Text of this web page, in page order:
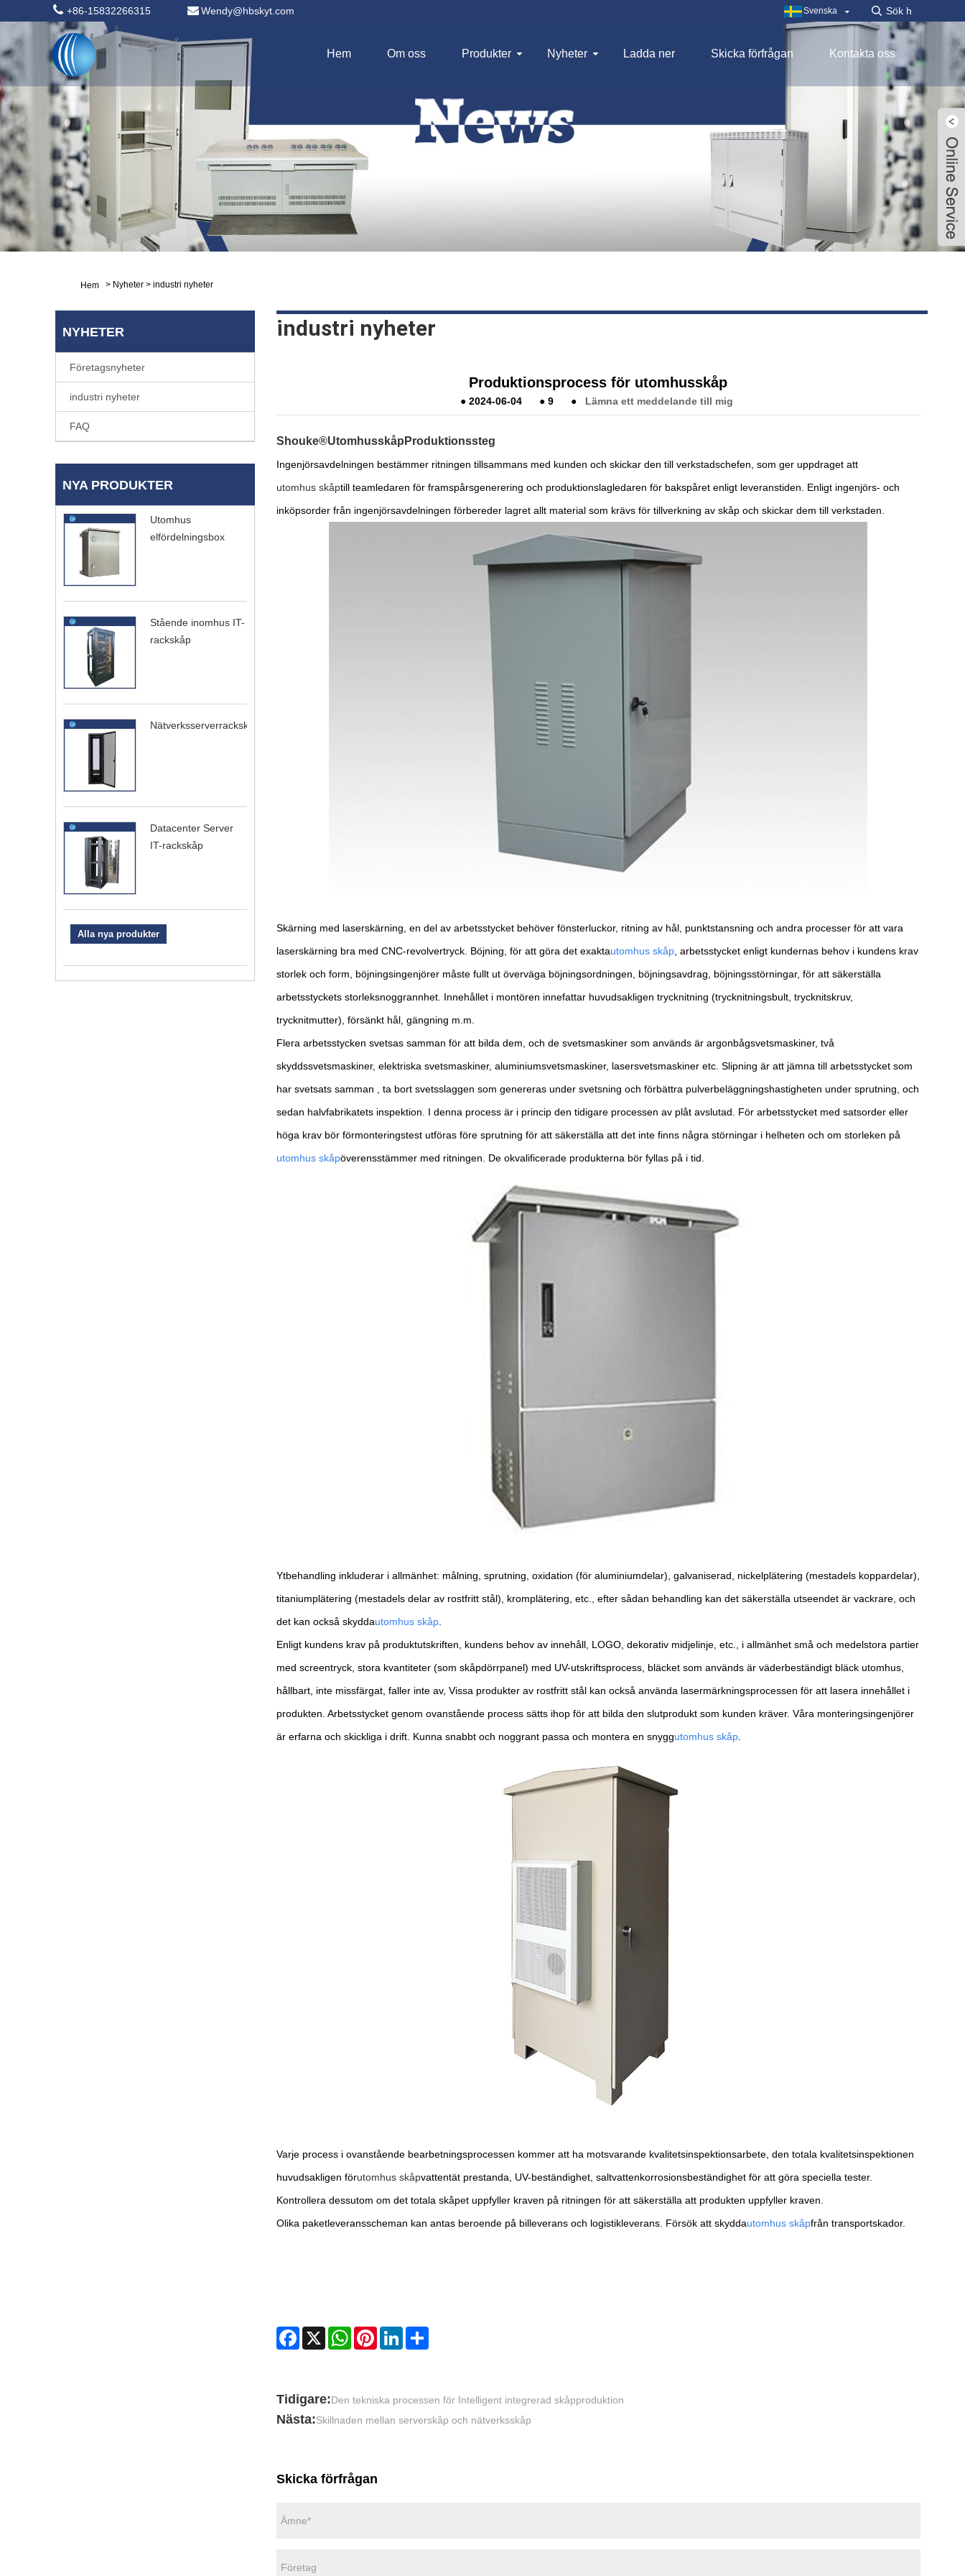
+86-15832266315 Wendy@hbskyt.com Svenska
Hem Om oss Produkter Nyheter Ladda ner Skicka förfrågan Kontakta oss
Hem > Nyheter > industri nyheter
NYHETER
Företagsnyheter
industri nyheter
FAQ
NYA PRODUKTER
Utomhus
elfördelningsbox
Stående inomhus IT-
rackskåp
Nätverksserverrackskåp
Datacenter Server
IT-rackskåp
Alla nya produkter
industri nyheter
Produktionsprocess för utomhusskåp
● 2024-06-04 ● 9 ● Lämna ett meddelande till mig
Shouke®Utomhusskåp Produktionssteg
Ingenjörsavdelningen bestämmer ritningen tillsammans med kunden och skickar den till verkstadschefen, som ger uppdraget att
utomhus skåptill teamledaren för framspårsgenerering och produktionslagledaren för bakspåret enligt leveranstiden. Enligt ingenjörs- och
inköpsorder från ingenjörsavdelningen förbereder lagret allt material som krävs för tillverkning av skåp och skickar dem till verkstaden.
Skärning med laserskärning, en del av arbetsstycket behöver fönsterluckor, ritning av hål, punktstansning och andra processer för att vara
laserskärning bra med CNC-revolvertryck. Böjning, för att göra det exaktautomhus skåp, arbetsstycket enligt kundernas behov i kundens krav
storlek och form, böjningsingenjörer måste fullt ut överväga böjningsordningen, böjningsavdrag, böjningsstörningar, för att säkerställa
arbetsstyckets storleksnoggrannhet. Innehållet i montören innefattar huvudsakligen trycknitning (trycknitningsbult, trycknitskruv,
trycknitmutter), försänkt hål, gängning m.m.
Flera arbetsstycken svetsas samman för att bilda dem, och de svetsmaskiner som används är argonbågsvetsmaskiner, två
skyddssvetsmaskiner, elektriska svetsmaskiner, aluminiumsvetsmaskiner, lasersvetsmaskiner etc. Slipning är att jämna till arbetsstycket som
har svetsats samman , ta bort svetsslaggen som genereras under svetsning och förbättra pulverbeläggningshastigheten under sprutning, och
sedan halvfabrikatets inspektion. I denna process är i princip den tidigare processen av plåt avslutad. För arbetsstycket med satsorder eller
höga krav bör förmonteringstest utföras före sprutning för att säkerställa att det inte finns några störningar i helheten och om storleken på
utomhus skåpöverensstämmer med ritningen. De okvalificerade produkterna bör fyllas på i tid.
Ytbehandling inkluderar i allmänhet: målning, sprutning, oxidation (för aluminiumdelar), galvaniserad, nickelplätering (mestadels koppardelar),
titaniumplätering (mestadels delar av rostfritt stål), kromplätering, etc., efter sådan behandling kan det säkerställa utseendet är vackrare, och
det kan också skyddautomhus skåp.
Enligt kundens krav på produktutskriften, kundens behov av innehåll, LOGO, dekorativ midjelinje, etc., i allmänhet små och medelstora partier
med screentryck, stora kvantiteter (som skåpdörrpanel) med UV-utskriftsprocess, bläcket som används är väderbeständigt bläck utomhus,
hållbart, inte missfärgat, faller inte av, Vissa produkter av rostfritt stål kan också använda lasermärkningsprocessen för att lasera innehållet i
produkten. Arbetsstycket genom ovanstående process sätts ihop för att bilda den slutprodukt som kunden kräver. Våra monteringsingenjörer
är erfarna och skickliga i drift. Kunna snabbt och noggrant passa och montera en snyggutomhus skåp.
Varje process i ovanstående bearbetningsprocessen kommer att ha motsvarande kvalitetsinspektionsarbete, den totala kvalitetsinspektionen
huvudsakligen förutomhus skåpvattentät prestanda, UV-beständighet, saltvattenkorrosionsbeständighet för att göra speciella tester.
Kontrollera dessutom om det totala skåpet uppfyller kraven på ritningen för att säkerställa att produkten uppfyller kraven.
Olika paketleveransscheman kan antas beroende på billeverans och logistikleverans. Försök att skyddautomhus skåpfrån transportskador.
Facebook
X WhatsAppPinterestLinkedInShare
Tidigare:Den tekniska processen för Intelligent integrerad skåpproduktion
Nästa:Skillnaden mellan serverskåp och nätverksskåp
Skicka förfrågan